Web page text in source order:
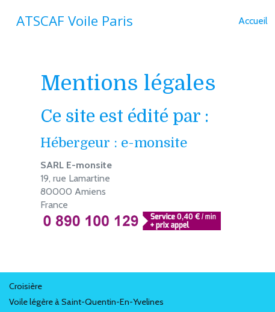
ATSCAF Voile Paris Accueil
Mentions légales
Ce site est édité par :
Hébergeur : e-monsite
SARL E-monsite
19, rue Lamartine
80000 Amiens
France
Croisière
Voile légère à Saint-Quentin-En-Yvelines